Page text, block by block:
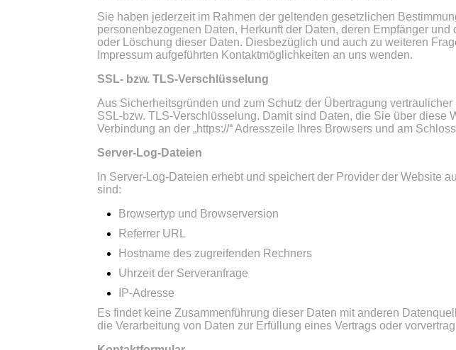
Sie haben jederzeit im Rahmen der geltenden gesetzlichen
personenbezogenen Daten, Herkunft der Daten, deren Empfänger
oder Löschung dieser Daten. Diesbezüglich und auch zu weiteren
Impressum aufgeführten Kontaktmöglichkeiten an uns wenden.
SSL- bzw. TLS-Verschlüsselung
Aus Sicherheitsgründen und zum Schutz der Übertragung
SSL-bzw. TLS-Verschlüsselung. Damit sind Daten, die Sie über
Verbindung an der „https://“ Adresszeile Ihres Browsers und am
Server-Log-Dateien
In Server-Log-Dateien erhebt und speichert der Provider der Website
sind:
Browsertyp und Browserversion
Referrer URL
Hostname des zugreifenden Rechners
Uhrzeit der Serveranfrage
IP-Adresse
Es findet keine Zusammenführung dieser Daten mit anderen
die Verarbeitung von Daten zur Erfüllung eines Vertrags oder